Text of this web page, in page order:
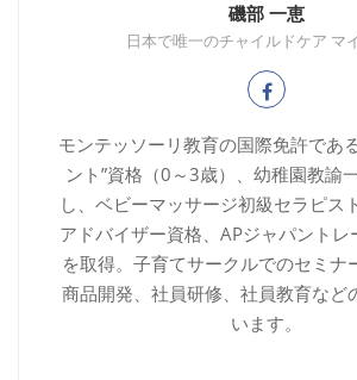
磯部 一恵
日本で唯一のチャイルドケア マ
モンテッソーリ教育の国際免許であ
ント”資格（0～3歳）、幼稚園教諭
し、ベビーマッサージ初級セラピス
アドバイザー資格、APジャパントレ
を取得。子育てサークルでのセミナ
商品開発、社員研修、社員教育など
います。